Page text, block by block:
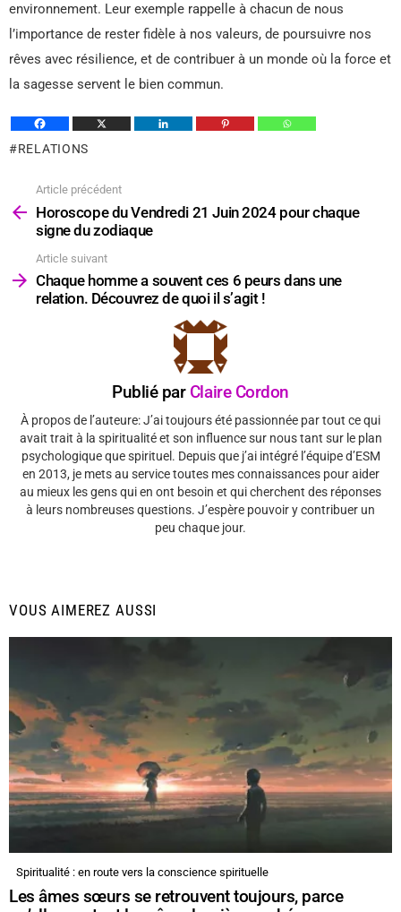
environnement. Leur exemple rappelle à chacun de nous
l’importance de rester fidèle à nos valeurs, de poursuivre nos
rêves avec résilience, et de contribuer à un monde où la force et
la sagesse servent le bien commun.
RELATIONS
plus
Article précédent
Horoscope du Vendredi 21 Juin 2024 pour chaque
signe du zodiaque
Article suivant
Chaque homme a souvent ces 6 peurs dans une
relation. Découvrez de quoi il s’agit !
Publié par Claire Cordon
À propos de l’auteure: J’ai toujours été passionnée par tout ce qui
avait trait à la spiritualité et son influence sur nous tant sur le plan
psychologique que spirituel. Depuis que j’ai intégré l’équipe d’ESM
en 2013, je mets au service toutes mes connaissances pour aider
au mieux les gens qui en ont besoin et qui cherchent des réponses
à leurs nombreuses questions. J’espère pouvoir y contribuer un
peu chaque jour.
VOUS AIMEREZ AUSSI
Spiritualité : en route vers la conscience spirituelle
Les âmes sœurs se retrouvent toujours, parce